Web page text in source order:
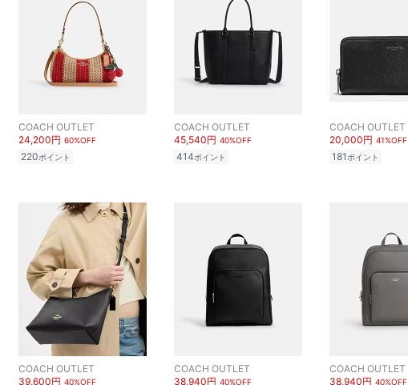
COACH OUTLET
24,200円 60%OFF
220ポイント
COACH OUTLET
45,540円 40%OFF
414ポイント
COACH OUTLET
20,000円 41%OFF
181 ポイント
COACH OUTLET
39,600円 40%OFF
COACH OUTLET
38,940円 40%OFF
COACH OUTLET
38,940円 40%OFF